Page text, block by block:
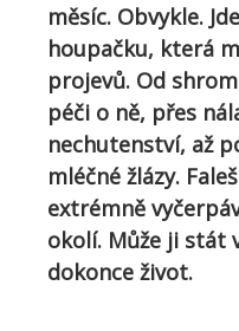
měsíc. Obvykle.
houpačku, která
projevů. Od
péči o ně, přes
nechutenství, až
mléčné žlázy.
extrémně
okolí. Může ji stát
dokonce život.